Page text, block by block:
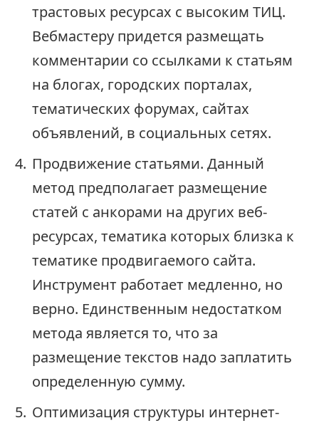
трастовых ресурсах с высоким ТИЦ.
Вебмастеру придется размещать
комментарии со ссылками к статьям
на блогах, городских порталах,
тематических форумах, сайтах
объявлений, в социальных сетях.
Продвижение статьями. Данный
метод предполагает размещение
статей с анкорами на других веб-
ресурсах, тематика которых близка к
тематике продвигаемого сайта.
Инструмент работает медленно, но
верно. Единственным недостатком
метода является то, что за
размещение текстов надо заплатить
определенную сумму.
Оптимизация структуры интернет-